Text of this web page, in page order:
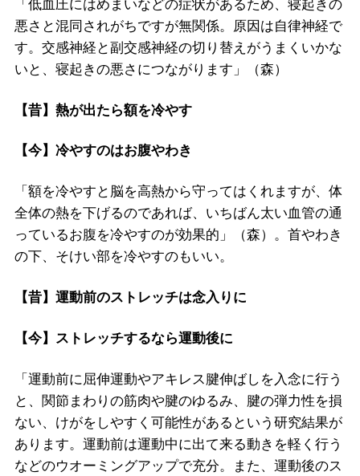
「低血圧にはめまいなどの症状があるため、寝起きの
悪さと混同されがちですが無関係。原因は自律神経で
す。交感神経と副交感神経の切り替えがうまくいかな
いと、寝起きの悪さにつながります」（森）
【昔】熱が出たら額を冷やす
【今】冷やすのはお腹やわき
「額を冷やすと脳を高熱から守ってはくれますが、体
全体の熱を下げるのであれば、いちばん太い血管の通
っているお腹を冷やすのが効果的」（森）。首やわき
の下、そけい部を冷やすのもいい。
【昔】運動前のストレッチは念入りに
【今】ストレッチするなら運動後に
「運動前に屈伸運動やアキレス腱伸ばしを入念に行う
と、関節まわりの筋肉や腱のゆるみ、腱の弾力性を損
ない、けがをしやすく可能性があるという研究結果が
あります。運動前は運動中に出て来る動きを軽く行う
などのウオーミングアップで充分。また、運動後のス